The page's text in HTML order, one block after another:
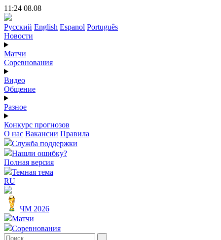
11:24 08.08
Русский English Espanol Português
Новости
Матчи
Соревнования
Видео
Общение
Разное
Конкурс прогнозов
О нас Вакансии Правила
Служба поддержки
Нашли ошибку?
Полная версия
Темная тема
RU
ЧМ 2026
Матчи
Соревнования